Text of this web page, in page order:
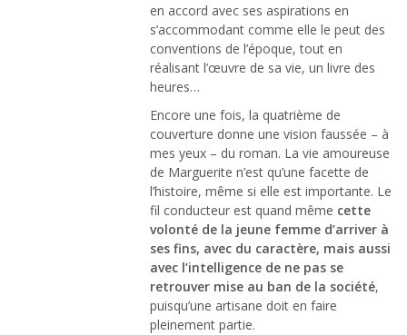
en accord avec ses aspirations en
s’accommodant comme elle le peut des
conventions de l’époque, tout en
réalisant l’œuvre de sa vie, un livre des
heures…
Encore une fois, la quatrième de
couverture donne une vision faussée – à
mes yeux – du roman. La vie amoureuse
de Marguerite n’est qu’une facette de
l’histoire, même si elle est importante. Le
fil conducteur est quand même cette
volonté de la jeune femme d’arriver à
ses fins, avec du caractère, mais aussi
avec l’intelligence de ne pas se
retrouver mise au ban de la société,
puisqu’une artisane doit en faire
pleinement partie.